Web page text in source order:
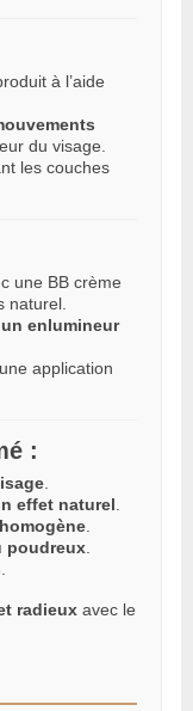
à l’aide
du visage.
les couches
une BB crème
naturel.
enlumineur
application
:
effet naturel
poudreux
radieux avec le